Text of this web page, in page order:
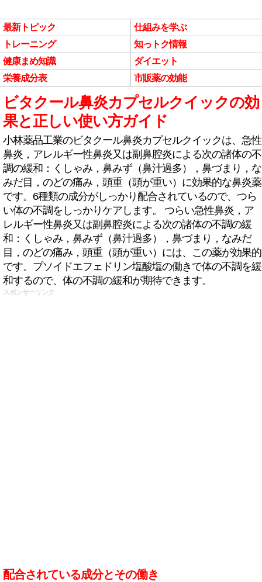
最新トピック
仕組みを学ぶ
トレーニング
知っトク情報
健康まめ知識
ダイエット
栄養成分表
市販薬の効能
ビタクール鼻炎カプセルクイックの効
果と正しい使い方ガイド
小林薬品工業のビタクール鼻炎カプセルクイックは、急性
鼻炎，アレルギー性鼻炎又は副鼻腔炎による次の諸体の不
調の緩和：くしゃみ，鼻みず（鼻汁過多），鼻づまり，な
みだ目，のどの痛み，頭重（頭が重い）に効果的な鼻炎薬
です。6種類の成分がしっかり配合されているので、つら
い体の不調をしっかりケアします。 つらい急性鼻炎，ア
レルギー性鼻炎又は副鼻腔炎による次の諸体の不調の緩
和：くしゃみ，鼻みず（鼻汁過多），鼻づまり，なみだ
目，のどの痛み，頭重（頭が重い）には、この薬が効果的
です。プソイドエフェドリン塩酸塩の働きで体の不調を緩
和するので、体の不調の緩和が期待できます。
スポンサーリンク
配合されている成分とその働き